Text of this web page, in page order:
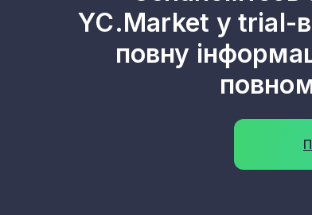
YC.Market у trial-
повну